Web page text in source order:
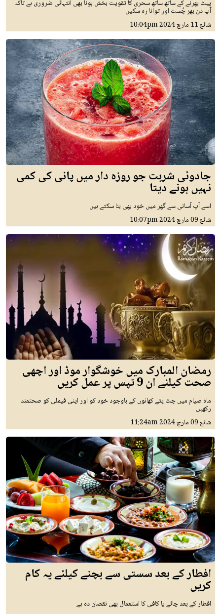
پیٹ بھرنے کے ساتھ ساتھ سحری کا تقویت بخش ہونا بھی انتہائی ضروری ہے تاکہ
آپ دن بھر چُست اور توانا رہ سکیں
شائع11 مارچ 2024 10:04pm
جادوئی شربت جو روزہ دار میں پانی کی کمی
نہیں ہونے دیتا
اسے آپ آسانی سے گھر میں خود بھی بنا سکتے ہیں
شائع09 مارچ 2024 10:07pm
رمضان المبارک میں خوشگوار موڈ اور اچھی
صحت کیلئے ان 9 ٹپس پر عمل کریں
ماہ صیام میں چٹ پٹے کھانوں کے باوجود خود کو اور اپنی فیملی کو صحتمند
رکھیں
شائع09 مارچ 2024 11:24am
افطار کے بعد سستی سے بچنے کیلئے یہ کام
کریں
افطار کے بعد چائے یا کافی کا استعمال بھی نقصان دہ ہے